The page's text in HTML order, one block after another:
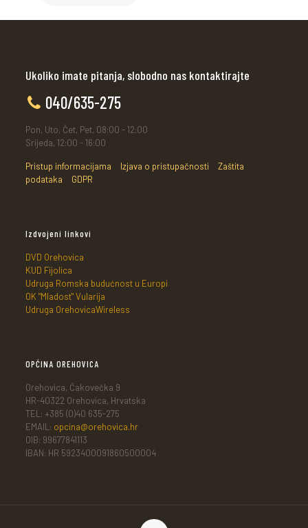
Ukoliko imate pitanja, slobodno nas kontaktirajte
040/635-275
Pon, Uto, Čet, Pet, 08:00 - 12:00
Srijeda, 12:00 - 16:00
Pristup informacijama Izjava o pristupačnosti
Zaštita
podataka
GDPR
Izdvojeni linkovi
DVD Orehovica
KUD Fijolica
Udruga Romska budućnost u Europi
OK "Mladost" Vularija
Udruga OrehovicaWireless
OPĆINA OREHOVICA
Orehovica, Čakovečka 9
HR-40322 Orehovica, Hrvatska
TEL: +385 (0)40 635-275
EMAIL: opcina@orehovica.hr
OIB: 99677841113
IBAN: HR 5923400091860500004